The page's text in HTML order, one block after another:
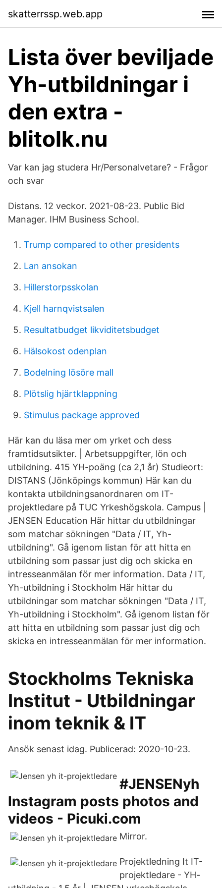
skatterrssp.web.app
Lista över beviljade
Yh-utbildningar i
den extra -
blitolk.nu
Var kan jag studera Hr/Personalvetare? - Frågor
och svar
Distans. 12 veckor. 2021-08-23. Public Bid
Manager. IHM Business School.
Trump compared to other presidents
Lan ansokan
Hillerstorpsskolan
Kjell harnqvistsalen
Resultatbudget likviditetsbudget
Hälsokost odenplan
Bodelning lösöre mall
Plötslig hjärtklappning
Stimulus package approved
Här kan du läsa mer om yrket och dess
framtidsutsikter. | Arbetsuppgifter, lön och
utbildning. 415 YH-poäng (ca 2,1 år) Studieort:
DISTANS (Jönköpings kommun) Här kan du
kontakta utbildningsanordnaren om IT-
projektledare på TUC Yrkeshögskola. Campus |
JENSEN Education Här hittar du utbildningar
som matchar sökningen "Data / IT, Yh-
utbildning". Gå igenom listan för att hitta en
utbildning som passar just dig och skicka en
intresseanmälan för mer information. Data / IT,
Yh-utbildning i Stockholm Här hittar du
utbildningar som matchar sökningen "Data / IT,
Yh-utbildning i Stockholm". Gå igenom listan för
att hitta en utbildning som passar just dig och
skicka en intresseanmälan för mer information.
Stockholms Tekniska
Institut - Utbildningar
inom teknik & IT
Ansök senast idag. Publicerad: 2020-10-23.
#JENSENyh
Instagram posts photos and
videos - Picuki.com
Mirror.
Projektledning It IT-
projektledare - YH-